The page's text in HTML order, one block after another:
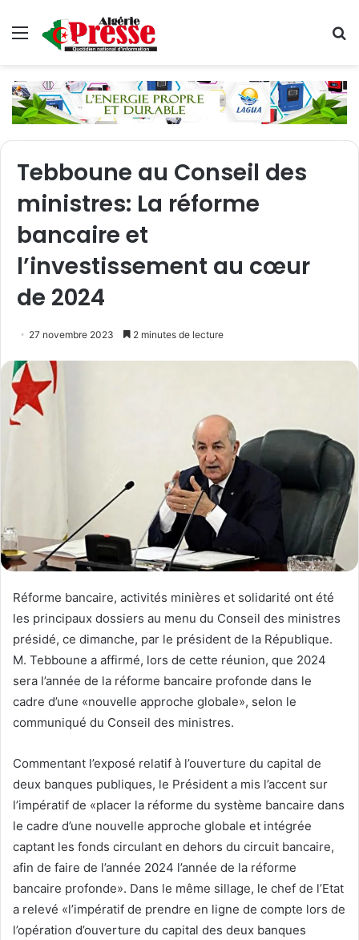
Menu
Tebboune au Conseil des
ministres: La réforme
bancaire et
l’investissement au cœur
de 2024
27 novembre 2023 2 minutes de lecture
Réforme bancaire, activités minières et solidarité ont été
les principaux dossiers au menu du Conseil des ministres
présidé, ce dimanche, par le président de la République.
M. Tebboune a affirmé, lors de cette réunion, que 2024
sera l’année de la réforme bancaire profonde dans le
cadre d’une «nouvelle approche globale», selon le
communiqué du Conseil des ministres.
Commentant l’exposé relatif à l’ouverture du capital de
deux banques publiques, le Président a mis l’accent sur
l’impératif de «placer la réforme du système bancaire dans
le cadre d’une nouvelle approche globale et intégrée
captant les fonds circulant en dehors du circuit bancaire,
afin de faire de l’année 2024 l’année de la réforme
bancaire profonde». Dans le même sillage, le chef de l’Etat
a relevé «l’impératif de prendre en ligne de compte lors de
l’opération d’ouverture du capital des deux banques